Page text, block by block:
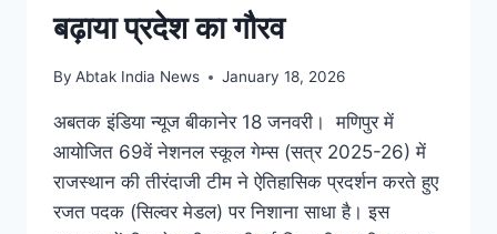
बढ़ाया प्रदेश का गौरव
By Abtak India News January 18, 2026
अबतक इंडिया न्यूज बीकानेर 18 जनवरी। मणिपुर में
आयोजित 69वें नेशनल स्कूल गेम्स (सत्र 2025-26) में
राजस्थान की तीरंदाजी टीम ने ऐतिहासिक प्रदर्शन करते हुए
रजत पदक (सिल्वर मेडल) पर निशाना साधा है। इस